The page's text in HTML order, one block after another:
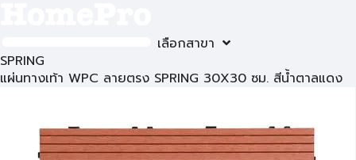
เลือกสาขา
SPRING
แผ่นทางเท้า WPC ลายตรง SPRING 30X30 ซม. สีน้ำตาลแดง